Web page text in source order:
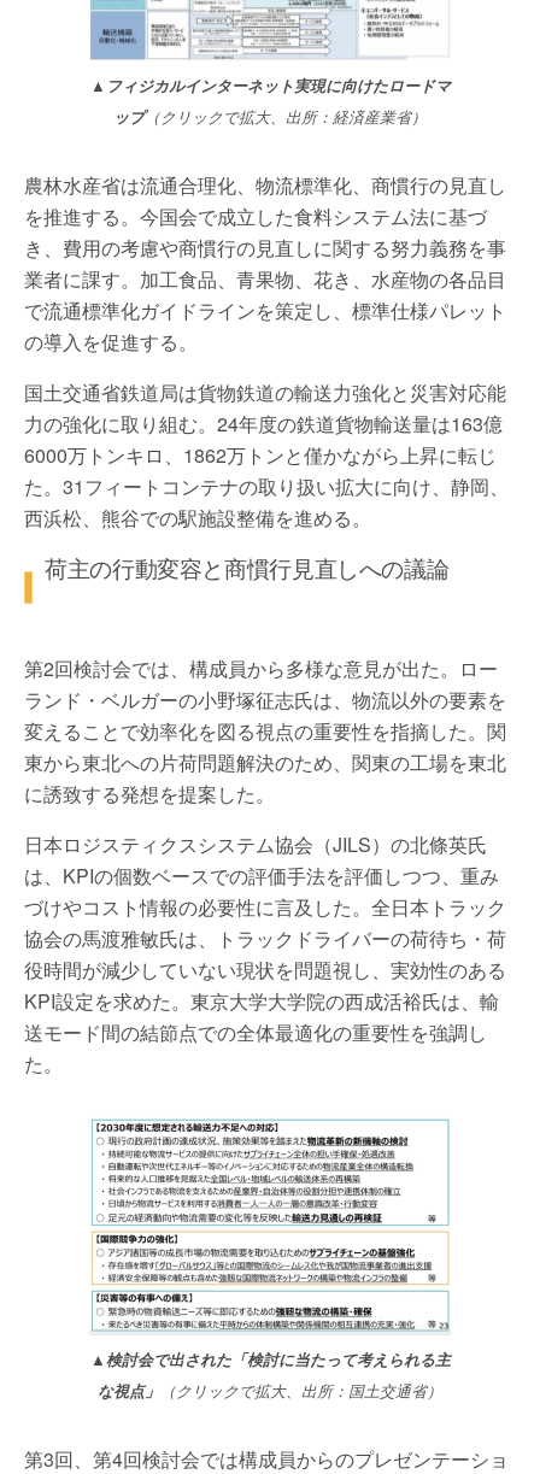
▲フィジカルインターネット実現に向けたロードマ
ップ（クリックで拡大、出所：経済産業省）
農林水産省は流通合理化、物流標準化、商慣行の見直し
を推進する。今国会で成立した食料システム法に基づ
き、費用の考慮や商慣行の見直しに関する努力義務を事
業者に課す。加工食品、青果物、花き、水産物の各品目
で流通標準化ガイドラインを策定し、標準仕様パレット
の導入を促進する。
国土交通省鉄道局は貨物鉄道の輸送力強化と災害対応能
力の強化に取り組む。24年度の鉄道貨物輸送量は163億
6000万トンキロ、1862万トンと僅かながら上昇に転じ
た。31フィートコンテナの取り扱い拡大に向け、静岡、
西浜松、熊谷での駅施設整備を進める。
荷主の行動変容と商慣行見直しへの議論
第2回検討会では、構成員から多様な意見が出た。ロー
ランド・ベルガーの小野塚征志氏は、物流以外の要素を
変えることで効率化を図る視点の重要性を指摘した。関
東から東北への片荷問題解決のため、関東の工場を東北
に誘致する発想を提案した。
日本ロジスティクスシステム協会（JILS）の北條英氏
は、KPIの個数ベースでの評価手法を評価しつつ、重み
づけやコスト情報の必要性に言及した。全日本トラック
協会の馬渡雅敏氏は、トラックドライバーの荷待ち・荷
役時間が減少していない現状を問題視し、実効性のある
KPI設定を求めた。東京大学大学院の西成活裕氏は、輸
送モード間の結節点での全体最適化の重要性を強調し
た。
▲検討会で出された「検討に当たって考えられる主
な視点」
（クリックで拡大、出所：国土交通省）
第3回、第4回検討会では構成員からのプレゼンテーショ